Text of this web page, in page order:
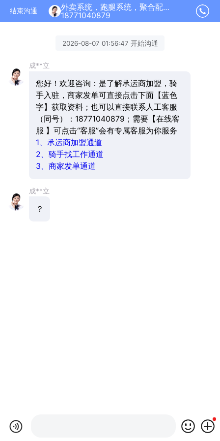
结束沟通
外卖系统，跑腿系统，聚合配送加盟正在为您服务
18771040879
2026-08-07 01:56:47 开始沟通
成**立
您好！欢迎咨询：是了解承运商加盟，骑
手入驻，商家发单可直接点击下面【蓝色
字】获取资料；也可以直接联系人工客服
（同号）：18771040879；需要【在线客
服 】可点击“客服”会有专属客服为你服务
1、承运商加盟通道
2、骑手找工作通道
3、商家发单通道
成**立
？